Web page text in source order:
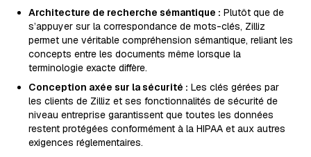
Architecture de recherche sémantique : Plutôt que de
s’appuyer sur la correspondance de mots-clés, Zilliz
permet une véritable compréhension sémantique, reliant les
concepts entre les documents même lorsque la
terminologie exacte diffère.
Conception axée sur la sécurité : Les clés gérées par
les clients de Zilliz et ses fonctionnalités de sécurité de
niveau entreprise garantissent que toutes les données
restent protégées conformément à la HIPAA et aux autres
exigences réglementaires.